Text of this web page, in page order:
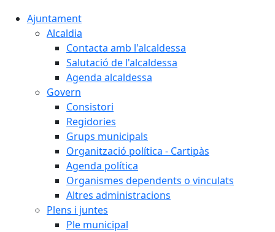
Ajuntament
Alcaldia
Contacta amb l'alcaldessa
Salutació de l'alcaldessa
Agenda alcaldessa
Govern
Consistori
Regidories
Grups municipals
Organització política - Cartipàs
Agenda política
Organismes dependents o vinculats
Altres administracions
Plens i juntes
Ple municipal